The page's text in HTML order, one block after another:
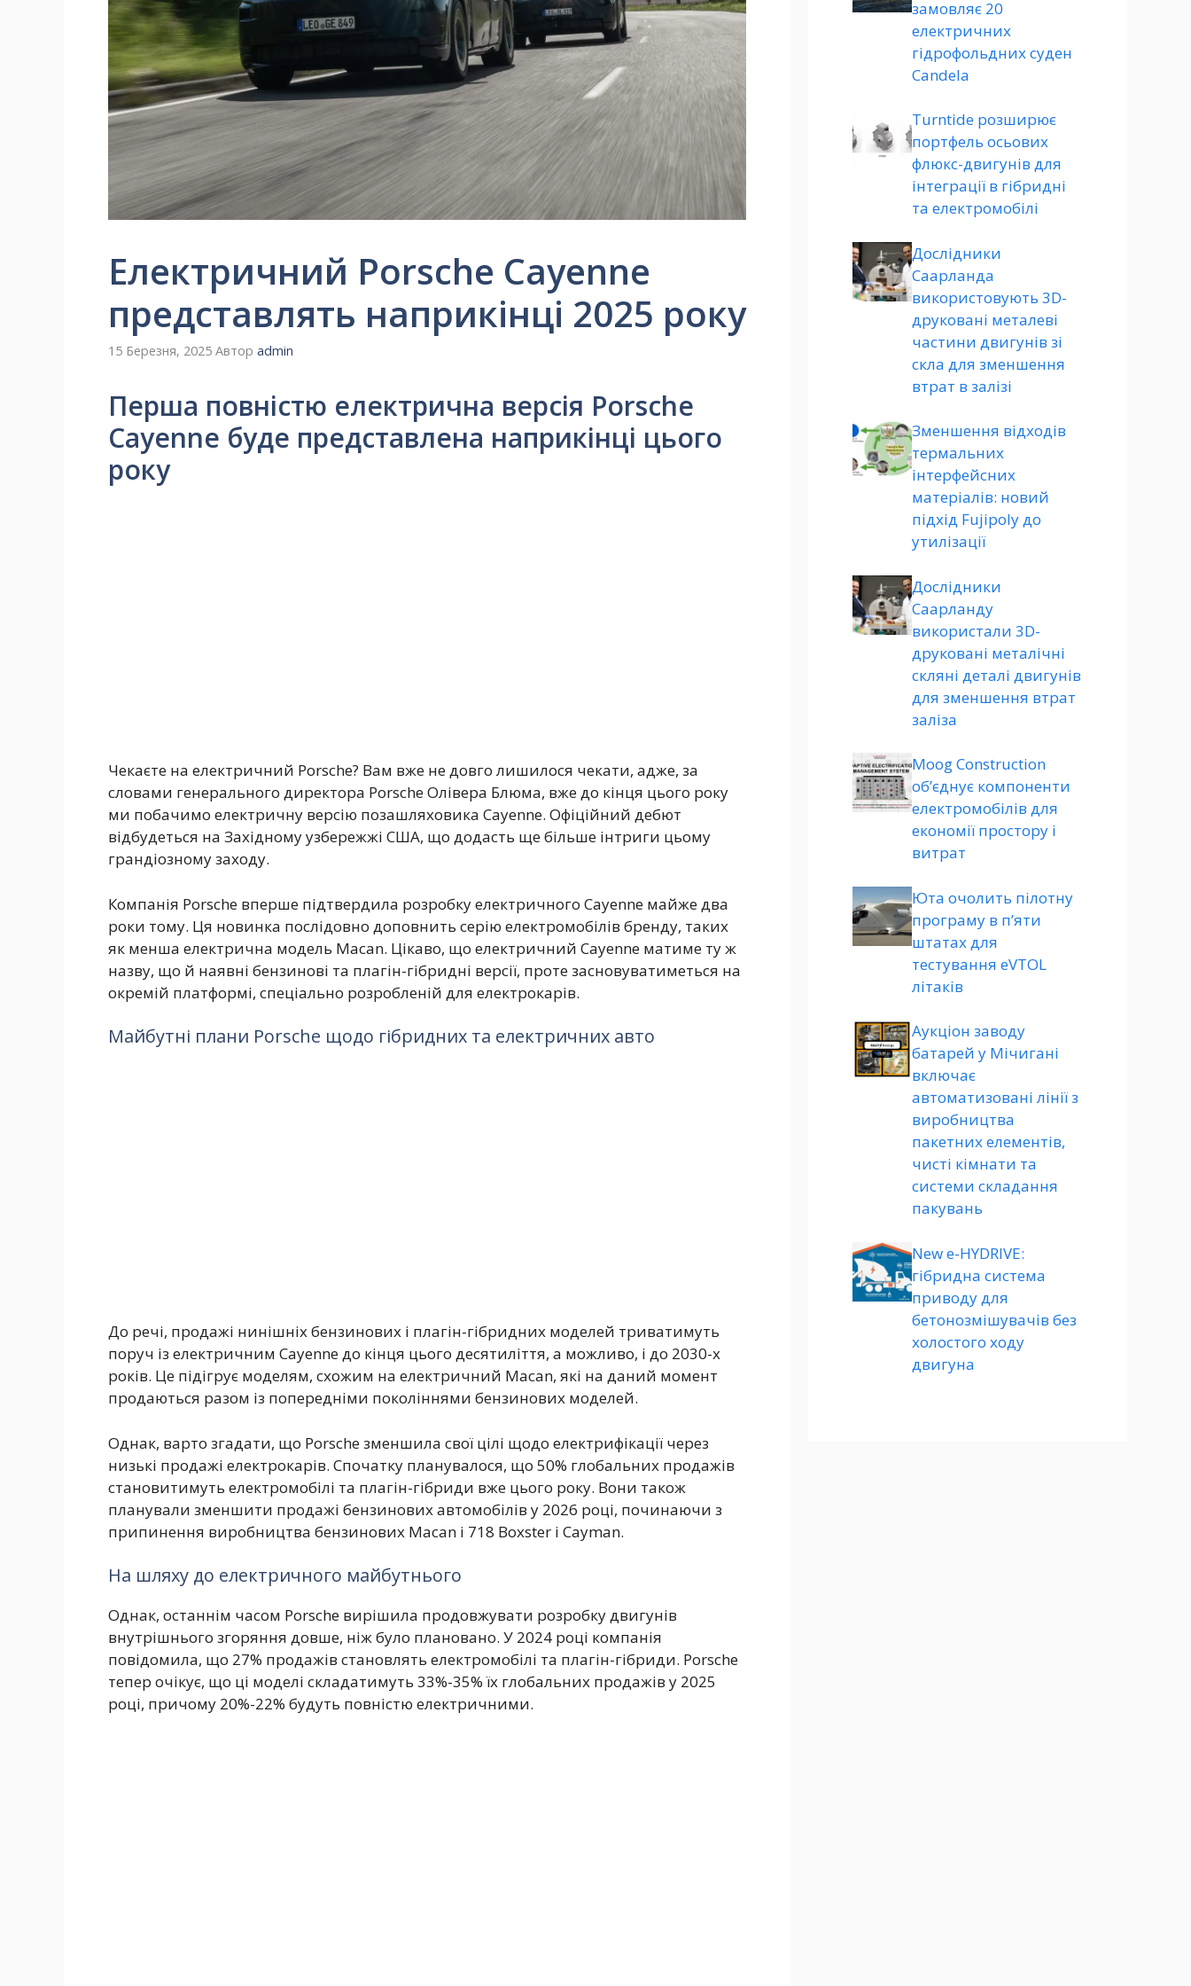
Електричний Porsche Cayenne
представлять наприкінці 2025 року
15 Березня, 2025 Автор admin
Перша повністю електрична версія Porsche
Cayenne буде представлена наприкінці цього
року
Чекаєте на електричний Porsche? Вам вже не довго лишилося чекати, адже, за
словами генерального директора Porsche Олівера Блюма, вже до кінця цього року
ми побачимо електричну версію позашляховика Cayenne. Офіційний дебют
відбудеться на Західному узбережжі США, що додасть ще більше інтриги цьому
грандіозному заходу.
Компанія Porsche вперше підтвердила розробку електричного Cayenne майже два
роки тому. Ця новинка послідовно доповнить серію електромобілів бренду, таких
як менша електрична модель Macan. Цікаво, що електричний Cayenne матиме ту ж
назву, що й наявні бензинові та плагін-гібридні версії, проте засновуватиметься на
окремій платформі, спеціально розробленій для електрокарів.
Майбутні плани Porsche щодо гібридних та електричних авто
До речі, продажі нинішніх бензинових і плагін-гібридних моделей триватимуть
поруч із електричним Cayenne до кінця цього десятиліття, а можливо, і до 2030-х
років. Це підігрує моделям, схожим на електричний Macan, які на даний момент
продаються разом із попередніми поколіннями бензинових моделей.
Однак, варто згадати, що Porsche зменшила свої цілі щодо електрифікації через
низькі продажі електрокарів. Спочатку планувалося, що 50% глобальних продажів
становитимуть електромобілі та плагін-гібриди вже цього року. Вони також
планували зменшити продажі бензинових автомобілів у 2026 році, починаючи з
припинення виробництва бензинових Macan і 718 Boxster і Cayman.
На шляху до електричного майбутнього
Однак, останнім часом Porsche вирішила продовжувати розробку двигунів
внутрішнього згоряння довше, ніж було плановано. У 2024 році компанія
повідомила, що 27% продажів становлять електромобілі та плагін-гібриди. Porsche
тепер очікує, що ці моделі складатимуть 33%-35% їх глобальних продажів у 2025
році, причому 20%-22% будуть повністю електричними.
замовляє 20
електричних
гідрофольдних суден
Candela
Turntide розширює
портфель осьових
флюкс-двигунів для
інтеграції в гібридні
та електромобілі
Дослідники
Саарланда
використовують 3D-
друковані металеві
частини двигунів зі
скла для зменшення
втрат в залізі
Зменшення відходів
термальних
інтерфейсних
матеріалів: новий
підхід Fujipoly до
утилізації
Дослідники
Саарланду
використали 3D-
друковані металічні
скляні деталі двигунів
для зменшення втрат
заліза
Moog Construction
об’єднує компоненти
електромобілів для
економії простору і
витрат
Юта очолить пілотну
програму в п’яти
штатах для
тестування eVTOL
літаків
Аукціон заводу
батарей у Мічигані
включає
автоматизовані лінії з
виробництва
пакетних елементів,
чисті кімнати та
системи складання
пакувань
New e-HYDRIVE:
гібридна система
приводу для
бетонозмішувачів без
холостого ходу
двигуна